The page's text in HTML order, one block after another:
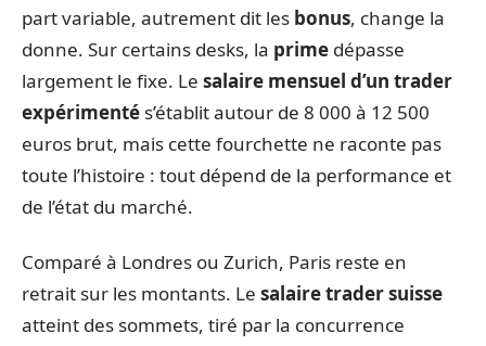
part variable, autrement dit les bonus, change la
donne. Sur certains desks, la prime dépasse
largement le fixe. Le salaire mensuel d’un trader
expérimenté s’établit autour de 8 000 à 12 500
euros brut, mais cette fourchette ne raconte pas
toute l’histoire : tout dépend de la performance et
de l’état du marché.
Comparé à Londres ou Zurich, Paris reste en
retrait sur les montants. Le salaire trader suisse
atteint des sommets, tiré par la concurrence